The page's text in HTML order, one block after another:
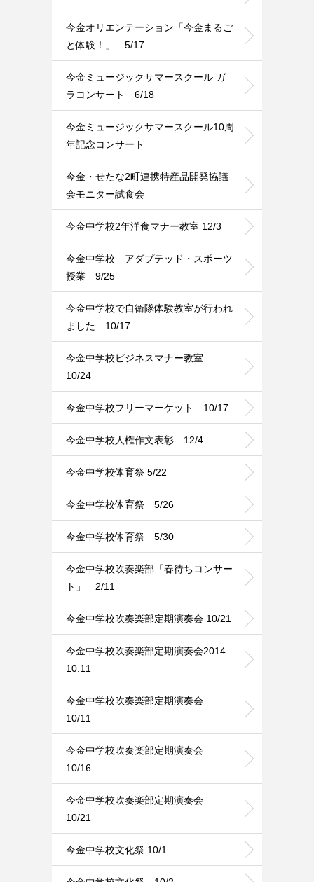
今金オリエンテーション「今金まるご
と体験！」 5/17
今金ミュージックサマースクール ガ
ラコンサート 6/18
今金ミュージックサマースクール10周
年記念コンサート
今金・せたな2町連携特産品開発協議
会モニター試食会
今金中学校2年洋食マナー教室 12/3
今金中学校 アダプテッド・スポーツ
授業 9/25
今金中学校で自衛隊体験教室が行われ
ました 10/17
今金中学校ビジネスマナー教室
10/24
今金中学校フリーマーケット 10/17
今金中学校人権作文表彰 12/4
今金中学校体育祭 5/22
今金中学校体育祭 5/26
今金中学校体育祭 5/30
今金中学校吹奏楽部「春待ちコンサー
ト」 2/11
今金中学校吹奏楽部定期演奏会 10/21
今金中学校吹奏楽部定期演奏会2014
10.11
今金中学校吹奏楽部定期演奏会
10/11
今金中学校吹奏楽部定期演奏会
10/16
今金中学校吹奏楽部定期演奏会
10/21
今金中学校文化祭 10/1